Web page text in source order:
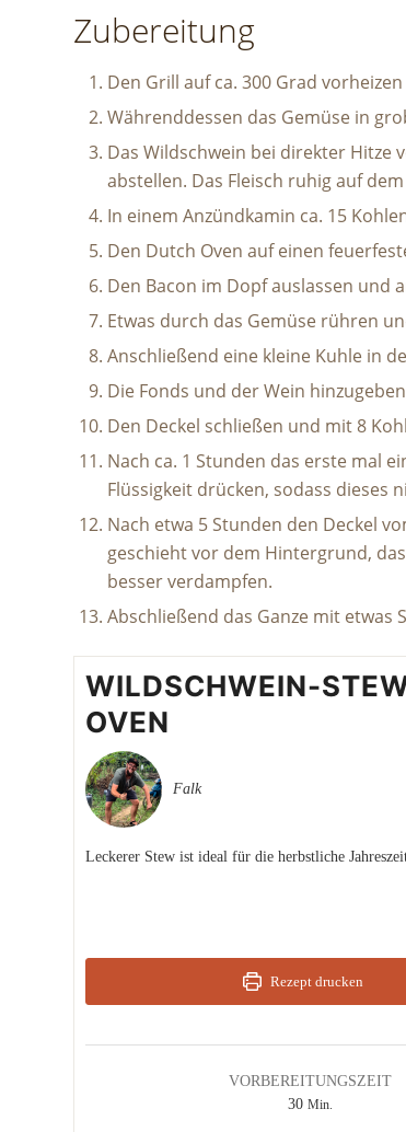
Zubereitung
Den Grill auf ca. 300 Grad vorheizen
Währenddessen das Gemüse in
Das Wildschwein bei direkter Hitze
abstellen. Das Fleisch ruhig auf
In einem Anzündkamin ca. 15
Den Dutch Oven auf einen
Den Bacon im Dopf auslassen und
Etwas durch das Gemüse rühren
Anschließend eine kleine Kuhle in
Die Fonds und der Wein hinzugeben
Den Deckel schließen und mit 8
Nach ca. 1 Stunden das erste mal
Flüssigkeit drücken, sodass dieses
Nach etwa 5 Stunden den Deckel
geschieht vor dem Hintergrund,
besser verdampfen.
Abschließend das Ganze mit etwas
WILDSCHWEIN-
OVEN
Falk
Leckerer Stew ist ideal für die herbstliche
Rezept drucken
VORBEREITUNGSZEIT
30Minuten
Min.